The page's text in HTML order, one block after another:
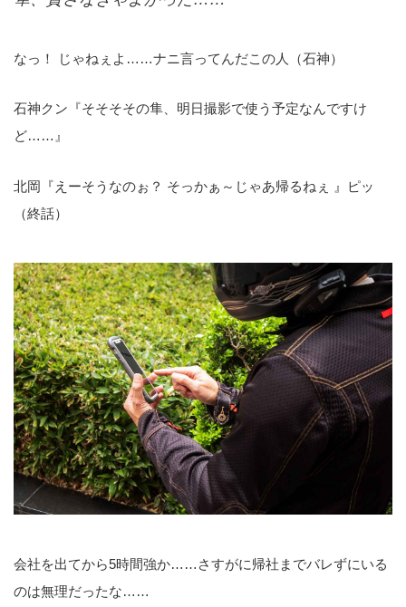
なっ！ じゃねぇよ……ナニ言ってんだこの人（石神）
石神クン『そそそその隼、明日撮影で使う予定なんですけ
ど……』
北岡『えーそうなのぉ？ そっかぁ～じゃあ帰るねぇ 』ピッ
（終話）
会社を出てから5時間強か……さすがに帰社までバレずにいる
のは無理だったな……